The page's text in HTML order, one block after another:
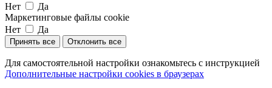
Нет
Да
Маркетинговые файлы cookie
Нет
Да
Принять все Отклонить все
Для самостоятельной настройки ознакомьтесь с инструкцией
Дополнительные настройки cookies в браузерах